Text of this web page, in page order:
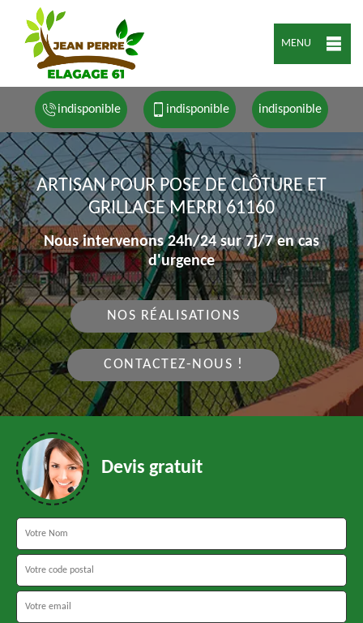
MENU
indisponible indisponible indisponible
ARTISAN POUR POSE DE CLÔTURE ET
GRILLAGE MERRI 61160
Nous intervenons 24h/24 sur 7j/7 en cas
d'urgence
NOS RÉALISATIONS
CONTACTEZ-NOUS !
Devis gratuit